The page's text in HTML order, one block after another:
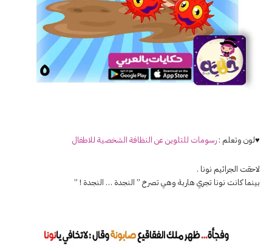
♥لون وتعلم : رسومات للتلوين عن النظافة الشخصية للاطفال
لاحقت الجراثيم نونا .
بينما كانت نونا تجري هاربة وهي تصرخ ” النجدة … النجدة ! ”